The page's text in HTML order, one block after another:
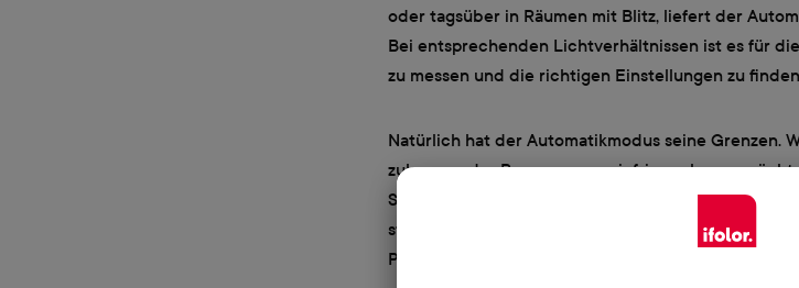
oder tagsüber in Räumen mit Blitz, liefert der
Bei entsprechenden Lichtverhältnissen ist es für
zu messen und die richtigen Einstellungen zu
Natürlich hat der Automatikmodus seine Grenzen.
zulassen oder Bewegungen einfrieren lassen
Shutter Priority (Verschlusspriorität, S oder Tv) zu
steuern möchten, um einen Hintergrund zu
Priority (Blendenpriorität, A oder Av) die beste Wahl.